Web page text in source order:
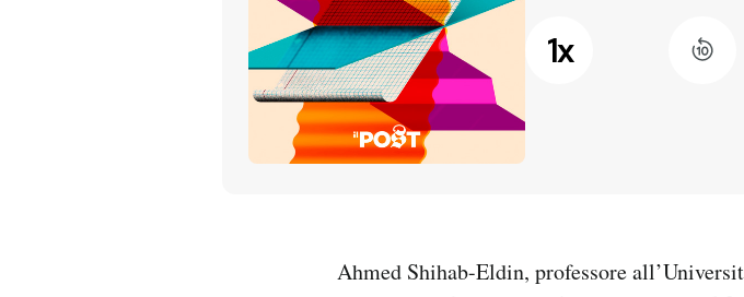
1x
Ahmed Shihab-Eldin, professore